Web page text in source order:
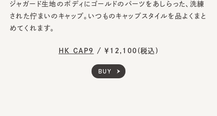
ジャガード生地のボディにゴールドのパーツをあしらった、洗練
された佇まいのキャップ。いつものキャップスタイルを品よくまと
めてくれます。
HK CAP9 / ￥12,100(税込)
BUY